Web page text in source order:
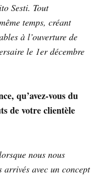
Sesti. Tout
temps, créant
à l’ouverture de
le 1er décembre
qu’avez-vous du
de votre clientèle
nous nous
arrivés avec un concept